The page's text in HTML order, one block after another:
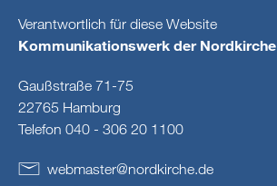
Verantwortlich für diese Website
Kommunikationswerk der Nordkirche
Gaußstraße 71-75
22765 Hamburg
Telefon 040 - 306 20 1100
webmaster@nordkirche.de